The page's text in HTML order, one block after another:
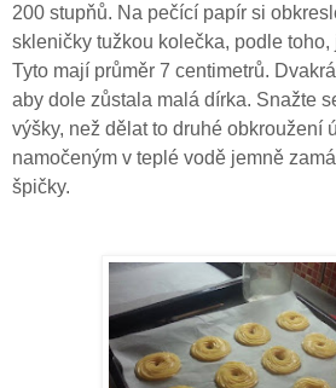
200 stupňů. Na pečící papír si
skleničky tužkou kolečka, podle toho,
Tyto mají průměr 7 centimetrů.
aby dole zůstala malá dírka. Snažte
výšky, než dělat to druhé obkroužení
namočeným v teplé vodě jemně
špičky.